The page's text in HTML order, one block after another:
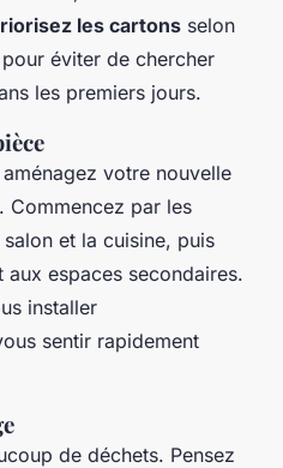
les cartons selon
éviter de chercher
les premiers jours.
votre nouvelle
. Commencez par les
et la cuisine, puis
aux espaces secondaires.
installer
sentir rapidement
de déchets. Pensez